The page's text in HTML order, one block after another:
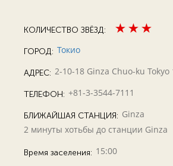
КОЛИЧЕСТВО ЗВЁЗД:
ГОРОД: Токио
АДРЕС: 2-10-18 Ginza Chuo-ku Tokyo
ТЕЛЕФОН: +81-3-3544-7111
БЛИЖАЙШАЯ СТАНЦИЯ: Ginza
2 минуты хотьбы до станции Ginza
Время заселения: 15:00